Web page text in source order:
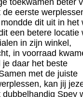
toekwamen beter
eerste
dit uit in het
een betere locatie
in zijn winkel,
in voorraad
daar het beste
met de juiste
kan jij
Spey